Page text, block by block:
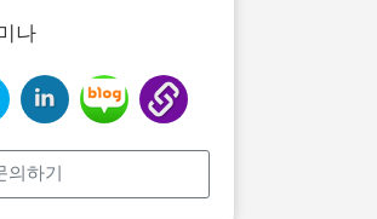
나
의하기